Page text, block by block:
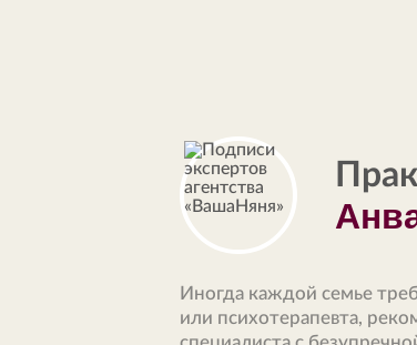
Иногда каждой семье
или психотерапевта,